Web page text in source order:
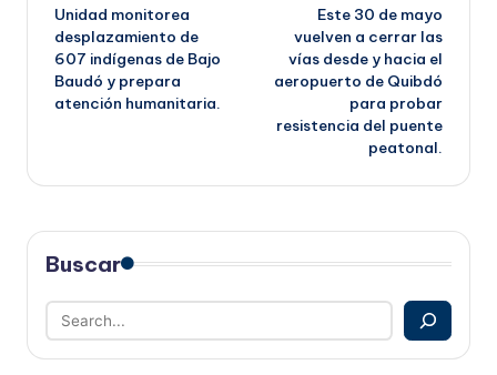
de
entradas
Unidad monitorea
desplazamiento de
607 indígenas de Bajo
Baudó y prepara
atención humanitaria.
Este 30 de mayo
vuelven a cerrar las
vías desde y hacia el
aeropuerto de Quibdó
para probar
resistencia del puente
peatonal.
Buscar